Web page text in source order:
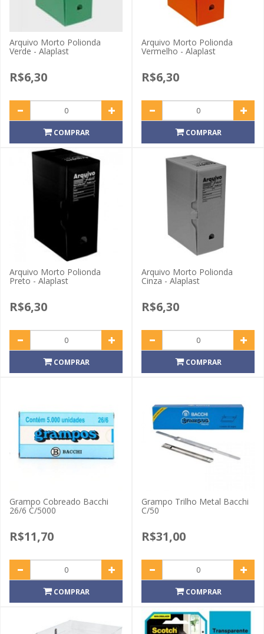
Arquivo Morto Polionda
Verde - Alaplast
R$6,30
COMPRAR
Arquivo Morto Polionda
Vermelho - Alaplast
R$6,30
COMPRAR
Arquivo Morto Polionda
Preto - Alaplast
R$6,30
COMPRAR
Arquivo Morto Polionda
Cinza - Alaplast
R$6,30
COMPRAR
Grampo Cobreado Bacchi
26/6 C/5000
R$11,70
COMPRAR
Grampo Trilho Metal Bacchi
C/50
R$31,00
COMPRAR